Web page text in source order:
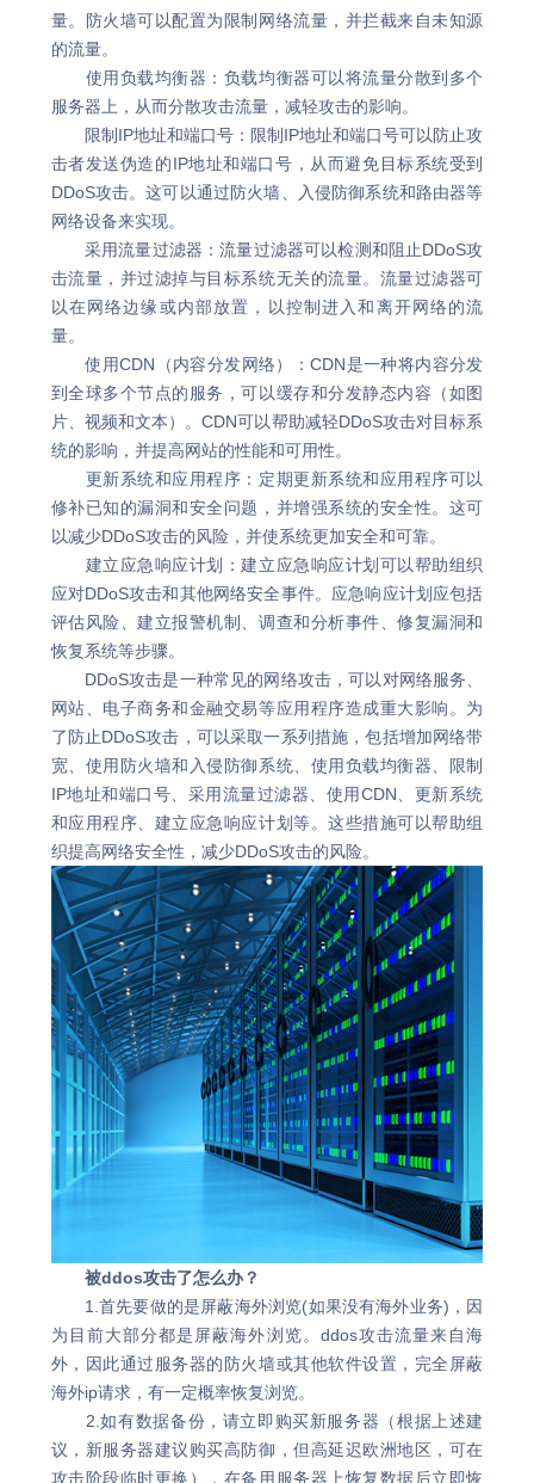
量。防火墙可以配置为限制网络流量，并拦截来自未知源
的流量。
使用负载均衡器：负载均衡器可以将流量分散到多个
服务器上，从而分散攻击流量，减轻攻击的影响。
限制IP地址和端口号：限制IP地址和端口号可以防止攻
击者发送伪造的IP地址和端口号，从而避免目标系统受到
DDoS攻击。这可以通过防火墙、入侵防御系统和路由器等
网络设备来实现。
采用流量过滤器：流量过滤器可以检测和阻止DDoS攻
击流量，并过滤掉与目标系统无关的流量。流量过滤器可
以在网络边缘或内部放置，以控制进入和离开网络的流
量。
使用CDN（内容分发网络）：CDN是一种将内容分发
到全球多个节点的服务，可以缓存和分发静态内容（如图
片、视频和文本）。CDN可以帮助减轻DDoS攻击对目标系
统的影响，并提高网站的性能和可用性。
更新系统和应用程序：定期更新系统和应用程序可以
修补已知的漏洞和安全问题，并增强系统的安全性。这可
以减少DDoS攻击的风险，并使系统更加安全和可靠。
建立应急响应计划：建立应急响应计划可以帮助组织
应对DDoS攻击和其他网络安全事件。应急响应计划应包括
评估风险、建立报警机制、调查和分析事件、修复漏洞和
恢复系统等步骤。
DDoS攻击是一种常见的网络攻击，可以对网络服务、
网站、电子商务和金融交易等应用程序造成重大影响。为
了防止DDoS攻击，可以采取一系列措施，包括增加网络带
宽、使用防火墙和入侵防御系统、使用负载均衡器、限制
IP地址和端口号、采用流量过滤器、使用CDN、更新系统
和应用程序、建立应急响应计划等。这些措施可以帮助组
织提高网络安全性，减少DDoS攻击的风险。
被ddos攻击了怎么办？
1.首先要做的是屏蔽海外浏览(如果没有海外业务)，因
为目前大部分都是屏蔽海外浏览。ddos攻击流量来自海
外，因此通过服务器的防火墙或其他软件设置，完全屏蔽
海外ip请求，有一定概率恢复浏览。
2.如有数据备份，请立即购买新服务器（根据上述建
议，新服务器建议购买高防御，但高延迟欧洲地区，可在
攻击阶段临时更换），在备用服务器上恢复数据后立即恢